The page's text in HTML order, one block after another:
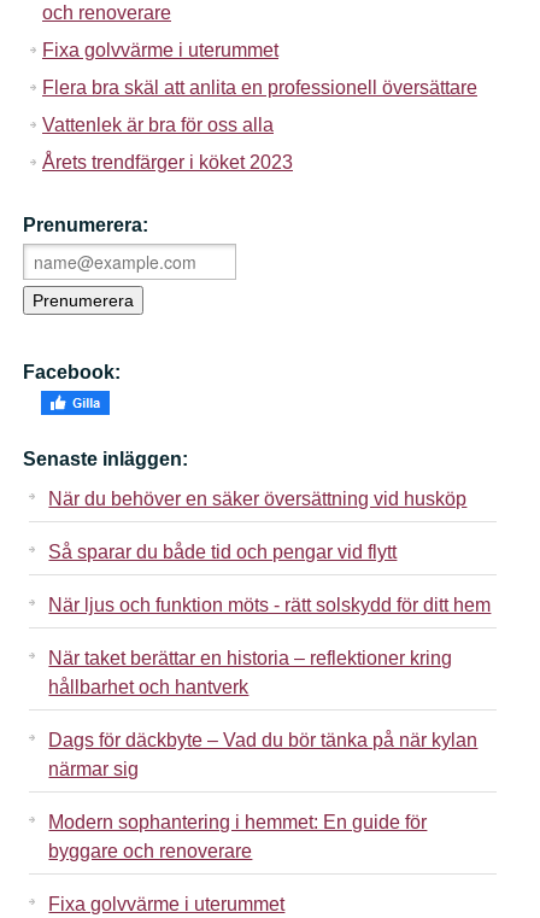
och renoverare
Fixa golvvärme i uterummet
Flera bra skäl att anlita en professionell översättare
Vattenlek är bra för oss alla
Årets trendfärger i köket 2023
Prenumerera:
Facebook:
Senaste inläggen:
När du behöver en säker översättning vid husköp
Så sparar du både tid och pengar vid flytt
När ljus och funktion möts - rätt solskydd för ditt hem
När taket berättar en historia – reflektioner kring
hållbarhet och hantverk
Dags för däckbyte – Vad du bör tänka på när kylan
närmar sig
Modern sophantering i hemmet: En guide för
byggare och renoverare
Fixa golvvärme i uterummet